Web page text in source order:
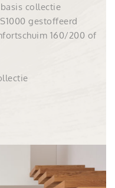
collectie
gestoffeerd
160/200 of